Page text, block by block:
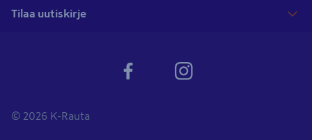
Tilaa uutiskirje
© 2026 K-Rauta